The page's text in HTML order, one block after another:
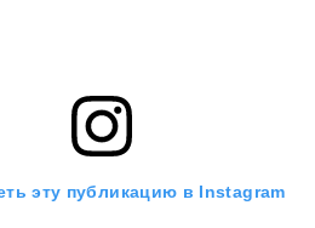
эту публикацию в Instagram